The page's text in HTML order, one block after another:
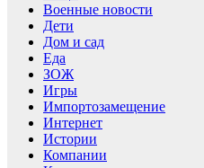
Военные новости
Дети
Дом и сад
Еда
ЗОЖ
Игры
Импортозамещение
Интернет
Истории
Компании